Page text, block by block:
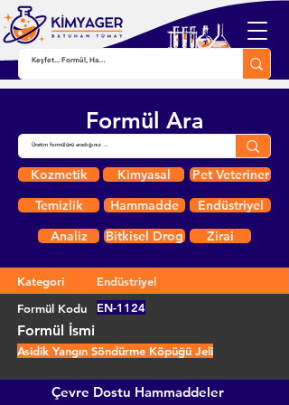
Formül Ara
Kozmetik Kimyasal
Pet Veteriner
Temizlik
Hammadde
Endüstriyel
Analiz
Bitkisel Drog Zirai
Kategori
Endüstriyel
Formül Kodu
EN-1124
Formül İsmi
Asidik Yangın Söndürme Köpüğü Jeli
Çevre Dostu Hammaddeler